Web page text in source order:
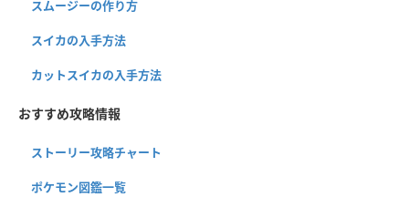
スムージーの作り方
スイカの入手方法
カットスイカの入手方法
おすすめ攻略情報
ストーリー攻略チャート
ポケモン図鑑一覧